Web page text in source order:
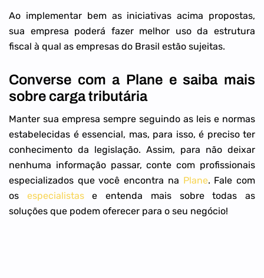
Ao implementar bem as iniciativas acima propostas,
sua empresa poderá fazer melhor uso da estrutura
fiscal à qual as empresas do Brasil estão sujeitas.
Converse com a Plane e saiba mais
sobre carga tributária
Manter sua empresa sempre seguindo as leis e normas
estabelecidas é essencial, mas, para isso, é preciso ter
conhecimento da legislação. Assim, para não deixar
nenhuma informação passar, conte com profissionais
especializados que você encontra na Plane. Fale com
os especialistase entenda mais sobre todas as
soluções que podem oferecer para o seu negócio!